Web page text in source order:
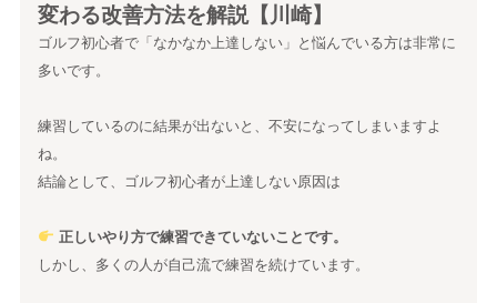
変わる改善方法を解説【川崎】
ゴルフ初心者で「なかなか上達しない」と悩んでいる方は非常に
多いです。
練習しているのに結果が出ないと、不安になってしまいますよ
ね。
結論として、ゴルフ初心者が上達しない原因は
正しいやり方で練習できていないことです。
しかし、多くの人が自己流で練習を続けています。